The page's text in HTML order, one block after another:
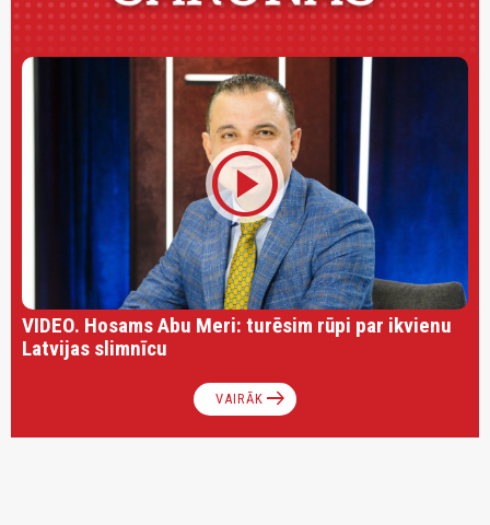
play_circle
VIDEO. Hosams Abu Meri: turēsim rūpi par ikvienu
Latvijas slimnīcu
VAIRĀK arrow_right_alt